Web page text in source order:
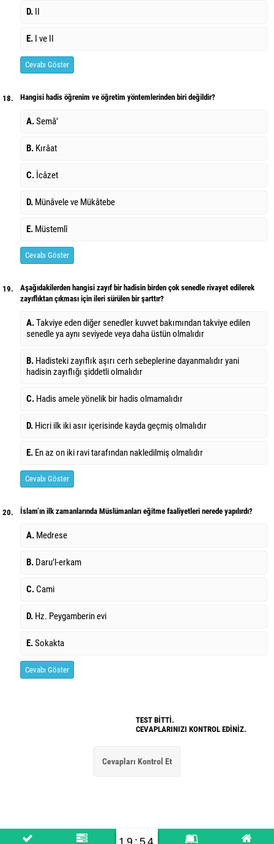
D. II
E. I ve II
Cevabı Göster
18. Hangisi hadis öğrenim ve öğretim yöntemlerinden biri değildir?
A.Semâ’
B. Kırâat
C. İcâzet
D. Münâvele ve Mükâtebe
E. Müstemlî
Cevabı Göster
19.
Aşağıdakilerden hangisi zayıf bir hadisin birden çok senedle rivayet edilerek
zayıflıktan çıkması için ileri sürülen bir şarttır?
A.Takviye eden diğer senedler kuvvet bakımından takviye edilen
senedle ya aynı seviyede veya daha üstün olmalıdır
B. Hadisteki zayıflık aşırı cerh sebeplerine dayanmalıdır yani
hadisin zayıflığı şiddetli olmalıdır
C. Hadis amele yönelik bir hadis olmamalıdır
D. Hicri ilk iki asır içerisinde kayda geçmiş olmalıdır
E. En az on iki ravi tarafından nakledilmiş olmalıdır
Cevabı Göster
20. İslam’ın ilk zamanlarında Müslümanları eğitme faaliyetleri nerede yapılırdı?
A. Medrese
B. Daru’l-erkam
C.Cami
D. Hz. Peygamberin evi
E.Sokakta
Cevabı Göster
TEST BİTTİ.
CEVAPLARINIZI KONTROL EDİNİZ.
19:54